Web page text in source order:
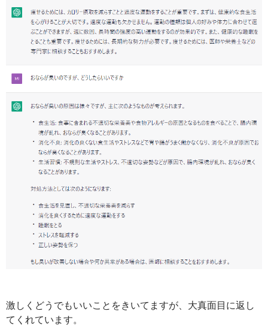
激しくどうでもいいことをきいてますが、大真面目に返し
てくれています。